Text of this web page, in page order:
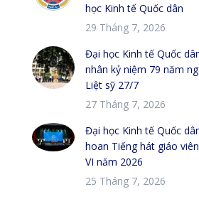
học Kinh tế Quốc dân
29 Tháng 7, 2026
Đại học Kinh tế Quốc
nhân kỷ niệm 79 năm
Liệt sỹ 27/7
27 Tháng 7, 2026
Đại học Kinh tế Quốc
hoan Tiếng hát giáo
VI năm 2026
25 Tháng 7, 2026